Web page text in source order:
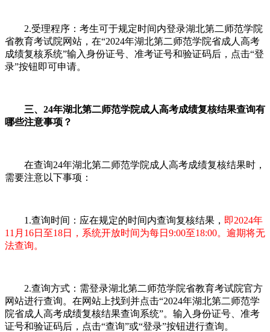
2.受理程序：考生可于规定时间内登录湖北第二师范学院
省教育考试院网站，在“2024年湖北第二师范学院省成人高考
成绩复核系统”输入身份证号、准考证号和验证码后，点击“登
录”按钮即可申请。
三、24年湖北第二师范学院成人高考成绩复核结果查询有
哪些注意事项？
在查询24年湖北第二师范学院成人高考成绩复核结果时，
需要注意以下事项：
1.查询时间：应在规定的时间内查询复核结果， 即2024年
11月16日至18日，系统开放时间为每日9:00至18:00。逾期将无
法查询。
2.查询方式：需登录湖北第二师范学院省教育考试院官方
网站进行查询。在网站上找到并点击“2024年湖北第二师范学
院省成人高考成绩复核结果查询系统”。输入身份证号、准考
证号和验证码后，点击“查询”或“登录”按钮进行查询。